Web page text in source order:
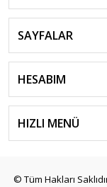
SAYFALAR
HESABIM
HIZLI MENÜ
© Tüm Hakları